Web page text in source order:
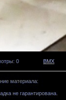
: 0 BMX
материала:
не гарантирована.